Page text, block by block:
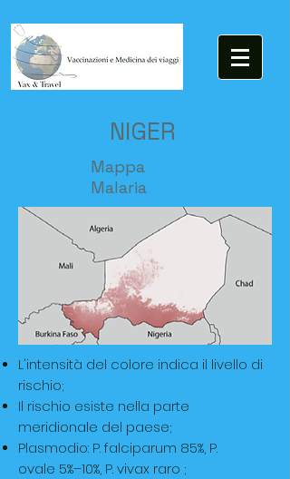
NIGER
Mappa
Malaria
L'intensità del colore indica il livello di
rischio;
Il rischio esiste nella parte
meridionale del paese;
Plasmodio: P. falciparum 85%, P.
ovale 5%–10%, P. vivax raro ;